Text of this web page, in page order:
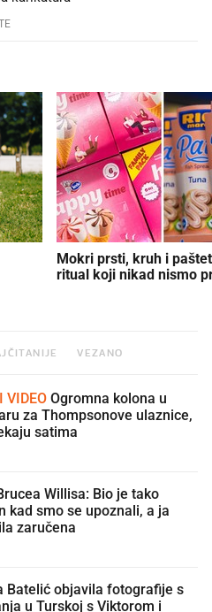
Mokri prsti, kruh i
ritual koji nikad nismo
VEZANO
VIDEO
za Thompsonove ulaznice,
satima
Willisa: Bio je tako
kad smo se upoznali, a ja
zaručena
Batelić objavila fotografije s
u Turskoj s Viktorom i